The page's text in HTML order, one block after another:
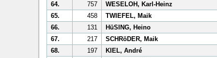
64.
757
WESELOH, Karl-Heinz
65.
458
TWIEFEL, Maik
66.
131
HüSING, Heino
67.
217
SCHRöDER, Maik
68.
197
KIEL, André